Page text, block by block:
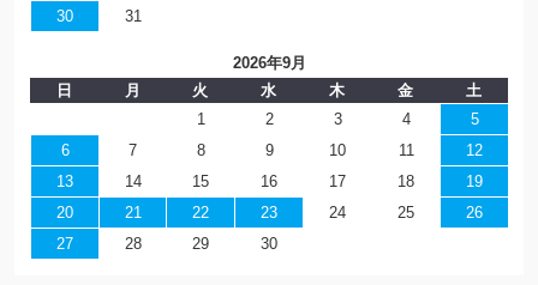
30
31
2026年9月
日
月 火 水 木 金
土
1
2 3 4
5
6
7 8 9 10 11
12
13
14 15 16 17 18
19
20
21 22 23 24 25
26
27
28 29 30